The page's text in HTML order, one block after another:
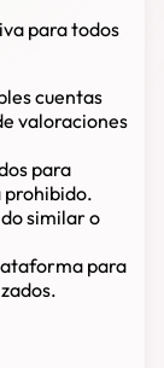
para todos
cuentas
valoraciones
para
similar o
para